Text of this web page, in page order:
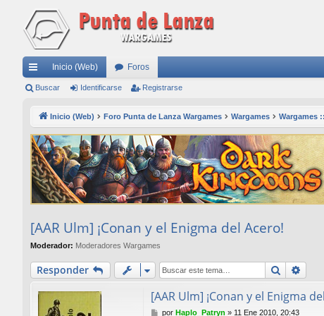
nl
rá
pi
do
Inicio (Web) Foros
Buscar Identificarse Registrarse
Inicio (Web) Foro Punta de Lanza Wargames Wargames Wargames
[AAR Ulm] ¡Conan y el Enigma del Acero!
Moderador: Moderadores Wargames
Responder Buscar
[AAR Ulm] ¡Conan y el Enigma
M
por Haplo_Patryn » 11 Ene 2010, 20:43